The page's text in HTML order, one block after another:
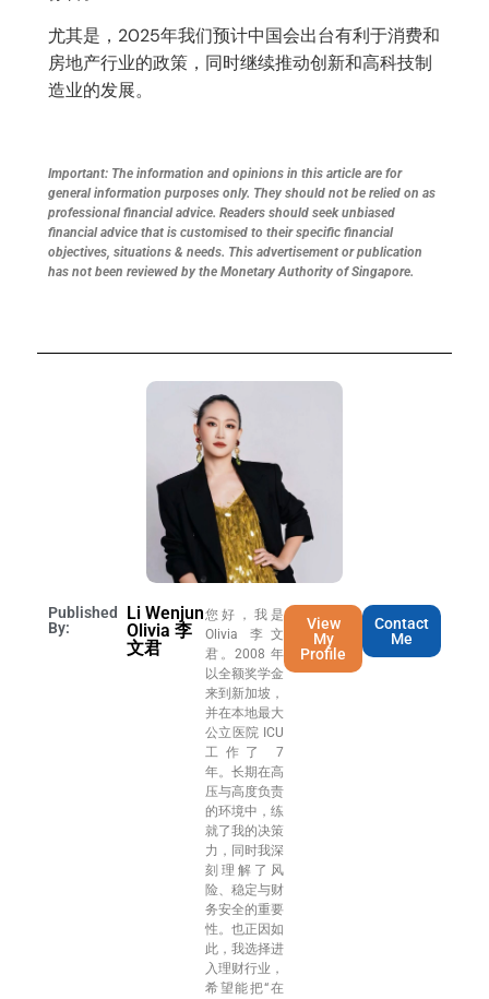
尤其是，2025年我们预计中国会出台有利于消费和
房地产行业的政策，同时继续推动创新和高科技制
造业的发展。
Important: The information and opinions in this article are for
general information purposes only. They should not be relied on as
professional financial advice. Readers should seek unbiased
financial advice that is customised to their specific financial
objectives, situations & needs. This advertisement or publication
has not been reviewed by the Monetary Authority of Singapore.
Published
By:
Li Wenjun
Olivia 李
文君
您好，我是
Olivia 李文
君。2008 年
以全额奖学金
来到新加坡，
并在本地最大
公立医院 ICU
工作了 7
年。长期在高
压与高度负责
的环境中，练
就了我的决策
力，同时我深
刻理解了风
险、稳定与财
务安全的重要
性。也正因如
此，我选择进
入理财行业，
希望能把“在
View
My
Profile
Contact
Me